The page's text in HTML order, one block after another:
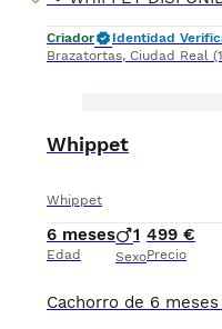
Criador
Identidad
Brazatortas, Ciudad Real
Whippet
Whippet
6 meses
Edad
1
Sexo
499 €
Precio